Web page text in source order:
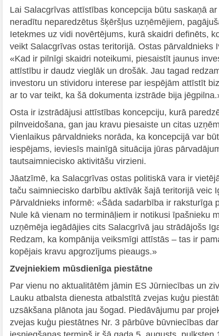
Lai Salacgrīvas attīstības koncepcija būtu saskaņā
neradītu neparedzētus šķēršļus uzņēmējiem,
Ietekmes uz vidi novērtējums, kurā skaidri definēts,
veikt Salacgrīvas ostas teritorijā. Ostas pārvaldnieks
«Kad ir pilnīgi skaidri noteikumi, piesaistīt jaunus
attīstību ir daudz vieglāk un drošāk. Jau tagad
investoru un stividoru interese par iespējām attīstīt
ar to var teikt, ka šā dokumenta izstrāde bija
Osta ir izstrādājusi attīstības koncepciju, kurā
pilnveidošana, gan jau kravu piesaiste un citas
Vienlaikus pārvaldnieks norāda, ka koncepcijā var
iespējams, ieviesīs mainīgā situācija jūras
tautsaimniecisko aktivitāšu virzieni.
Jāatzīmē, ka Salacgrīvas ostas politiskā vara ir
taču saimniecisko darbību aktīvāk šajā teritorijā veic
Pārvaldnieks informē: «Šāda sadarbība ir raksturīga
Nule kā vienam no termināļiem ir notikusi īpašnieku
uzņēmēja iegādājies cits Salacgrīvā jau strādājošs
Redzam, ka kompānija veiksmīgi attīstās – tas ir
kopējais kravu apgrozījums pieaugs.»
Zvejniekiem mūsdienīga piestātne
Par vienu no aktualitātēm jāmin ES Jūrniecības un
Lauku atbalsta dienesta atbalstītā zvejas kuģu
uzsākšana plānota jau šogad. Piedāvājumu par
zvejas kuģu piestātnes Nr. 3 pārbūve būvniecības